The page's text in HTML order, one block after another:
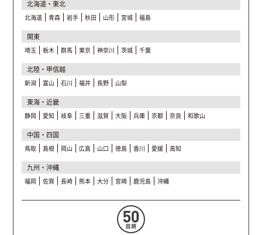
北海道・東北
北海道 青森 岩手 秋田 山形 宮城 福島
関東
埼玉 栃木 群馬 東京 神奈川 茨城 千葉
北陸・甲信越
新潟 富山 石川 福井 長野 山梨
東海・近畿
静岡 愛知 岐阜 三重 滋賀 大阪 兵庫 京都 奈良 和歌山
中国・四国
鳥取 島根 岡山 広島 山口 徳島 香川 愛媛 高知
九州・沖縄
福岡 佐賀 長崎 熊本 大分 宮崎 鹿児島 沖縄